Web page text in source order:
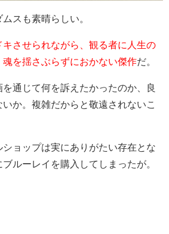
スも素晴らしい。
キさせられながら、観る者に人生の
を揺さぶらずにおかない傑作だ。
を通じて何を訴えたかったのか、良
か。複雑だからと敬遠されないこ
ョップは実にありがたい存在とな
ルーレイを購入してしまったが。